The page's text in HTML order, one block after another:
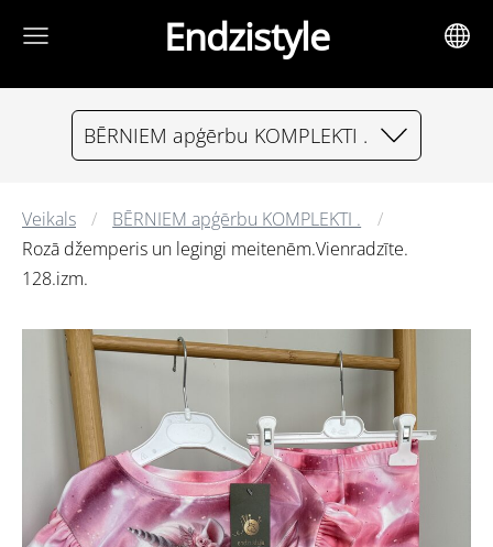
Endzistyle
BĒRNIEM apģērbu KOMPLEKTI .
Veikals
BĒRNIEM apģērbu KOMPLEKTI .
Rozā džemperis un legingi meitenēm.Vienradzīte.
128.izm.